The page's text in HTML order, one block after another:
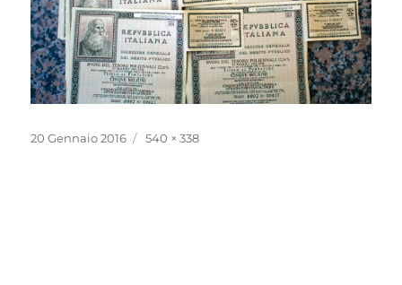
Pubblicato
20 Gennaio 2016
Dimensione
540 × 338